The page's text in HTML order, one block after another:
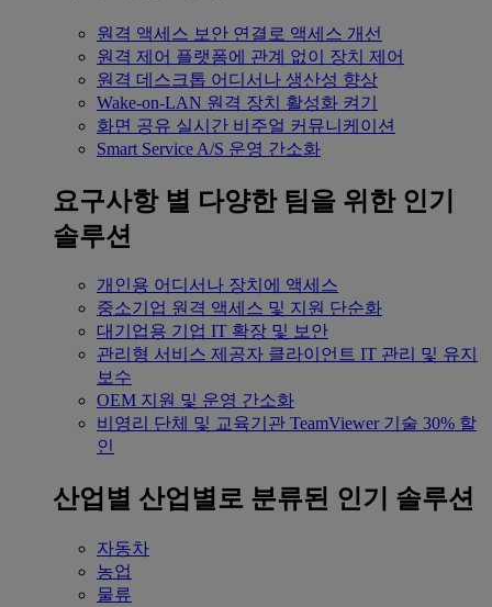
원격 액세스 보안 연결로 액세스 개선
원격 제어 플랫폼에 관계 없이 장치 제어
원격 데스크톱 어디서나 생산성 향상
Wake-on-LAN 원격 장치 활성화 켜기
화면 공유 실시간 비주얼 커뮤니케이션
Smart Service A/S 운영 간소화
요구사항 별 다양한 팀을 위한 인기
솔루션
개인용 어디서나 장치에 액세스
중소기업 원격 액세스 및 지원 단순화
대기업용 기업 IT 확장 및 보안
관리형 서비스 제공자 클라이언트 IT 관리 및 유지
보수
OEM 지원 및 운영 간소화
비영리 단체 및 교육기관 TeamViewer 기술 30% 할
인
산업별 산업별로 분류된 인기 솔루션
자동차
농업
물류